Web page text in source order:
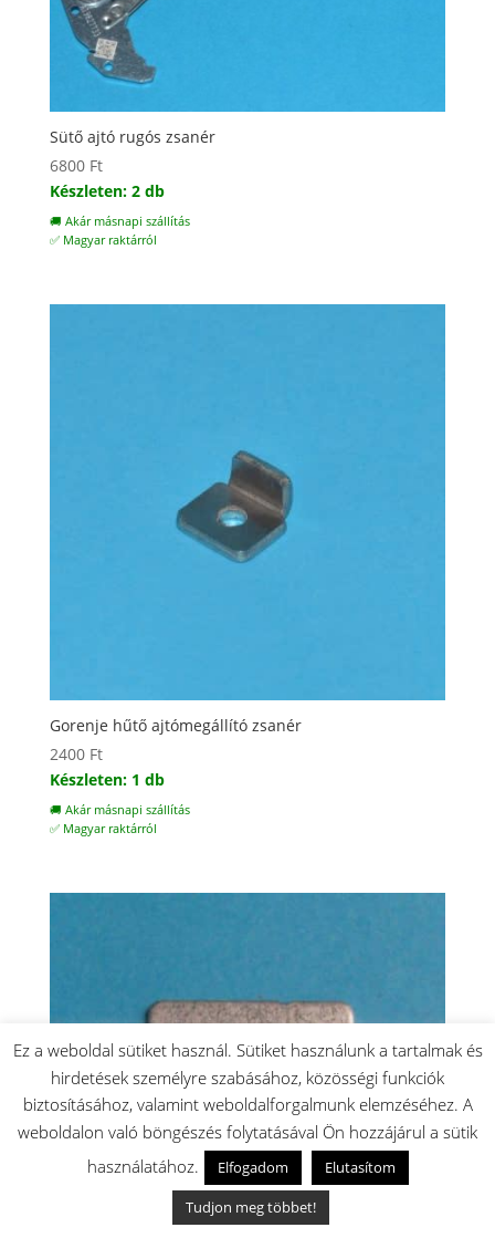
Sütő ajtó rugós zsanér
6800 Ft
Készleten: 2 db
🚚 Akár másnapi szállítás
✅ Magyar raktárról
Gorenje hűtő ajtómegállító zsanér
2400 Ft
Készleten: 1 db
🚚 Akár másnapi szállítás
✅ Magyar raktárról
Ez a weboldal sütiket használ. Sütiket használunk a tartalmak és
hirdetések személyre szabásához, közösségi funkciók
biztosításához, valamint weboldalforgalmunk elemzéséhez. A
weboldalon való böngészés folytatásával Ön hozzájárul a sütik
használatához.
Elfogadom
Elutasítom
Tudjon meg többet!